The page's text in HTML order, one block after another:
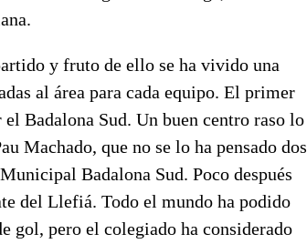
y fruto de ello se ha vivido una
al área para cada equipo. El primer
Badalona Sud. Un buen centro raso lo
Machado, que no se lo ha pensado dos
Badalona Sud. Poco después
del Llefiá. Todo el mundo ha podido
gol, pero el colegiado ha considerado